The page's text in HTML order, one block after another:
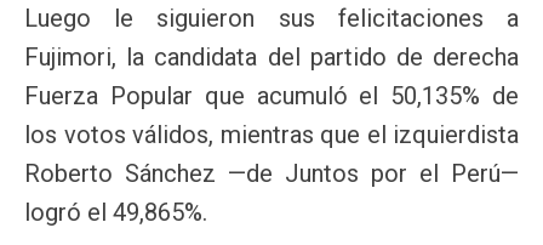
Luego le siguieron sus felicitaciones a
Fujimori, la candidata del partido de derecha
Fuerza Popular que acumuló el 50,135% de
los votos válidos, mientras que el izquierdista
Roberto Sánchez —de Juntos por el Perú—
logró el 49,865%.